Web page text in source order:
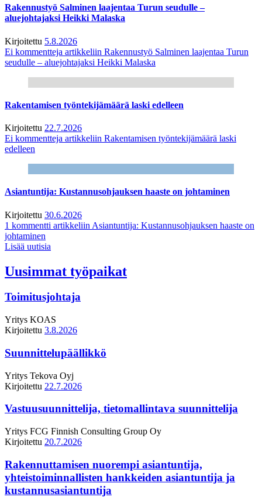
Rakennustyö Salminen laajentaa Turun seudulle –
aluejohtajaksi Heikki Malaska
Kirjoitettu 5.8.2026
Ei kommentteja artikkeliin Rakennustyö Salminen laajentaa Turun
seudulle – aluejohtajaksi Heikki Malaska
Rakentamisen työntekijämäärä laski edelleen
Kirjoitettu 22.7.2026
Ei kommentteja artikkeliin Rakentamisen työntekijämäärä laski
edelleen
Asiantuntija: Kustannusohjauksen haaste on johtaminen
Kirjoitettu 30.6.2026
1 kommentti artikkeliin Asiantuntija: Kustannusohjauksen haaste on
johtaminen
Lisää uutisia
Uusimmat työpaikat
Toimitusjohtaja
Yritys KOAS
Kirjoitettu 3.8.2026
Suunnittelupäällikkö
Yritys Tekova Oyj
Kirjoitettu 22.7.2026
Vastuusuunnittelija, tietomallintava suunnittelija
Yritys FCG Finnish Consulting Group Oy
Kirjoitettu 20.7.2026
Rakennuttamisen nuorempi asiantuntija,
yhteistoiminnallisten hankkeiden asiantuntija ja
kustannusasiantuntija